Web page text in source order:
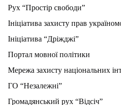
Рух “Простір свободи”
Ініціатива захисту прав
Ініціатива “Дріжджі”
Портал мовної політики
Мережа захисту національних
ГО “Незалежні”
Громадянський рух “Відсіч”